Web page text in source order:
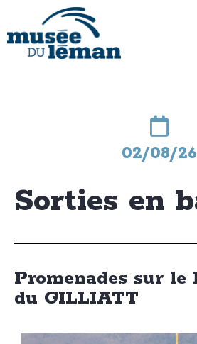
02/08/26
Sorties en
Promenades sur le
du GILLIATT